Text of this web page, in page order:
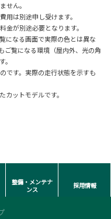
せん。
は別途申し受けます。
が別途必要となります。
になる画面で実際の色とは異な
ご覧になる環境（屋内外、光の角
です。実際の走行状態を示すも
ットモデルです。
整備・メンテナ
ンス
採用情報